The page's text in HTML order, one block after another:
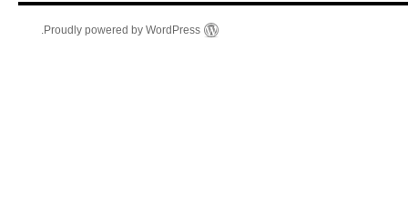
Proudly powered by WordPress.